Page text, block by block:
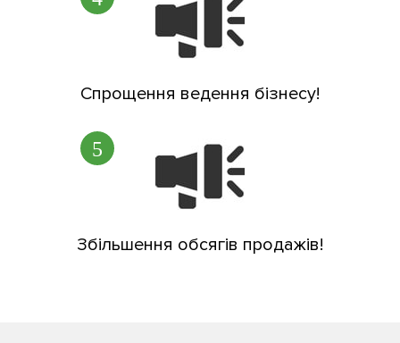
Спрощення ведення бізнесу!
Збільшення обсягів продажів!